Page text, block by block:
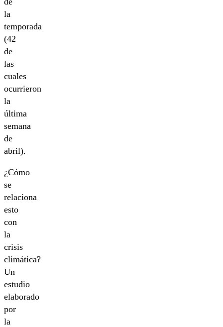
la
temporada
(42
de
las
cuales
ocurrieron
la
última
semana
de
abril).
¿Cómo
se
relaciona
esto
con
la
crisis
climática?
Un
estudio
elaborado
por
la